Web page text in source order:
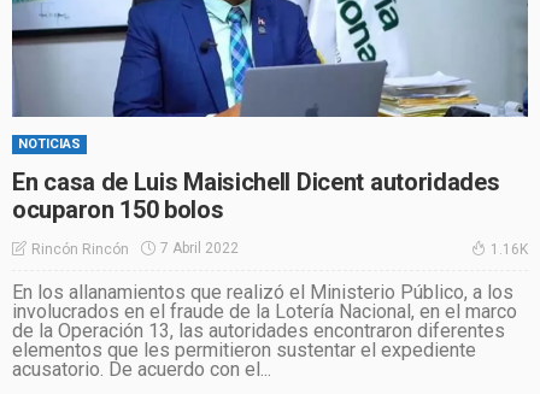
NOTICIAS
En casa de Luis Maisichell Dicent autoridades
ocuparon 150 bolos
Rincón Rincón 7 Abril 2022 1.16K
En los allanamientos que realizó el Ministerio Público, a los
involucrados en el fraude de la Lotería Nacional, en el marco
de la Operación 13, las autoridades encontraron diferentes
elementos que les permitieron sustentar el expediente
acusatorio. De acuerdo con el...